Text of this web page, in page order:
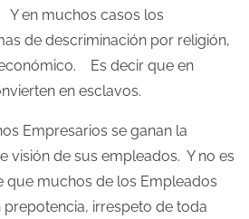
en muchos casos los
de descriminación por religión,
Es decir que en
en esclavos.
Empresarios se ganan la
visión de sus empleados. Y no es
que muchos de los Empleados
irrespeto de toda